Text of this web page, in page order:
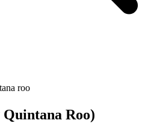
roo
Quintana Roo)